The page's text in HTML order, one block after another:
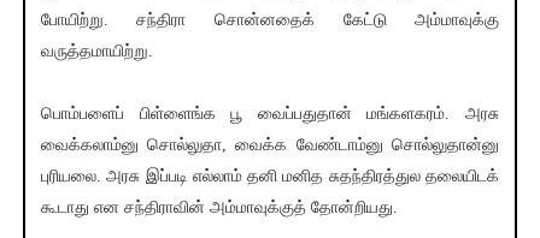
போயிற்று. சந்திரா சொன்னதைக் கேட்டு அம்மாவுக்கு
வருத்தமாயிற்று.
பொம்பளைப் பிள்ளைங்க பூ வைப்பதுதான் மங்களகரம். அரசு
வைக்கலாம்னு சொல்லுதா, வைக்க வேண்டாம்னு சொல்லுதான்னு
புரியலை. அரசு இப்படி எல்லாம் தனி மனித சுதந்திரத்துல தலையிடக்
கூடாது என சந்திராவின் அம்மாவுக்குத் தோன்றியது.